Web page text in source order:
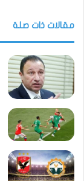
مقالات ذات صلة